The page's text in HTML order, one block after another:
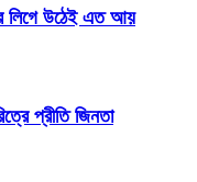
লিগে উঠেই এত আয়
প্রীতি জিনতা